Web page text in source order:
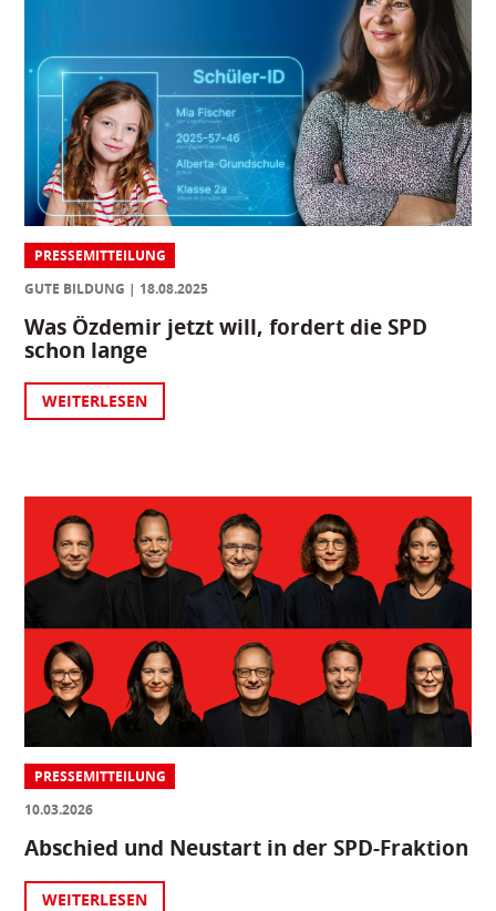
PRESSEMITTEILUNG
GUTE BILDUNG
18.08.2025
Was Özdemir jetzt will, fordert die SPD
schon lange
WEITERLESEN
PRESSEMITTEILUNG
10.03.2026
Abschied und Neustart in der SPD-Fraktion
WEITERLESEN